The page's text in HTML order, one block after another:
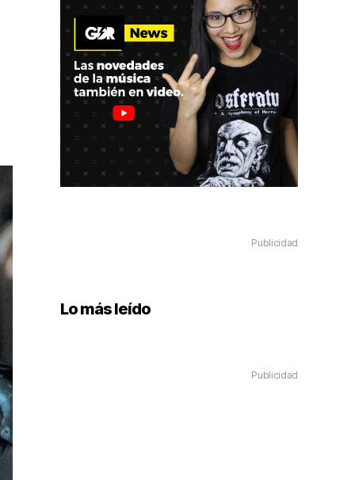
Publicidad
Lo más leído
Publicidad